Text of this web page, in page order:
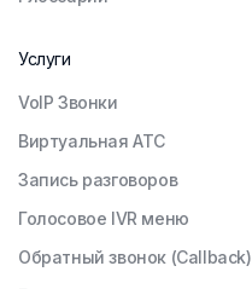
Услуги
VoIP Звонки
Виртуальная АТС
Запись разговоров
Голосовое IVR меню
Обратный звонок (Callback)